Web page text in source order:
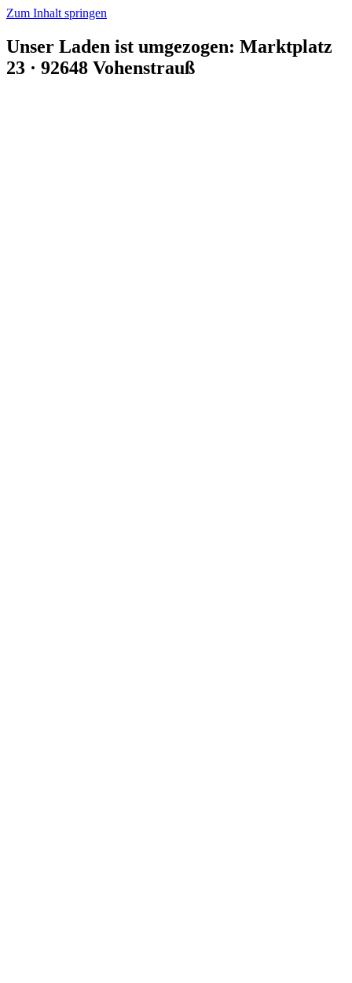
Zum Inhalt springen
Unser Laden ist umgezogen: Marktplatz
23 · 92648 Vohenstrauß